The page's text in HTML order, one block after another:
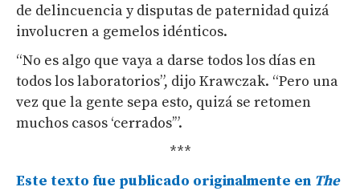
de delincuencia y disputas de paternidad quizá
involucren a gemelos idénticos.
“No es algo que vaya a darse todos los días en
todos los laboratorios”, dijo Krawczak. “Pero una
vez que la gente sepa esto, quizá se retomen
muchos casos ‘cerrados’”.
***
Este texto fue publicado originalmente en The